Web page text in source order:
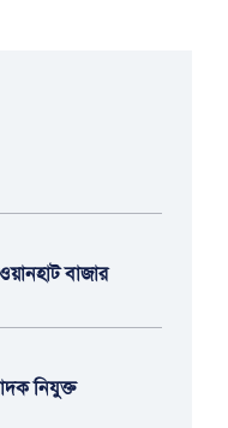
বাজার
নিযুক্ত